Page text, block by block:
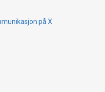
på X